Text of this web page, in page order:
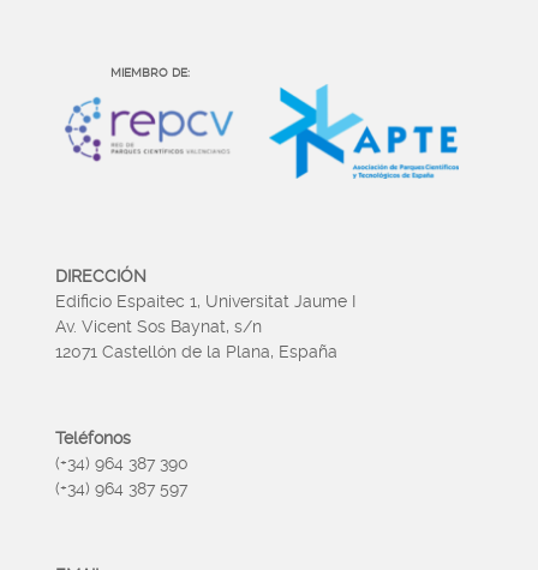
MIEMBRO DE:
DIRECCIÓN
Edificio Espaitec 1, Universitat Jaume I
Av. Vicent Sos Baynat, s/n
12071 Castellón de la Plana, España
Teléfonos
(+34) 964 387 390
(+34) 964 387 597